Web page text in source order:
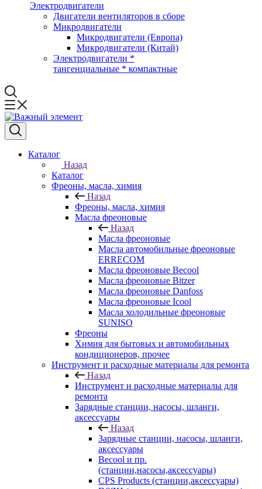
Электродвигатели
Двигатели вентиляторов в сборе
Микродвигатели
Микродвигатели (Европа)
Микродвигатели (Китай)
Электродвигатели *
тангенциальные * компактные
Каталог
Назад
Каталог
Фреоны, масла, химия
Назад
Фреоны, масла, химия
Масла фреоновые
Назад
Масла фреоновые
Масла автомобильные фреоновые
ERRECOM
Масла фреоновые Becool
Масла фреоновые Bitzer
Масла фреоновые Danfoss
Масла фреоновые Icool
Масла холодильные фреоновые
SUNISO
Фреоны
Химия для бытовых и автомобильных
кондиционеров, прочее
Инструмент и расходные материалы для ремонта
Назад
Инструмент и расходные материалы для
ремонта
Зарядные станции, насосы, шланги,
аксессуары
Назад
Зарядные станции, насосы, шланги,
аксессуары
Becool и пр.
(станции,насосы,аксессуары)
CPS Products (станции,аксессуары)